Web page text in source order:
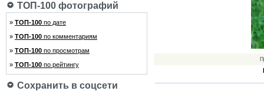
ТОП-100 фотографий
» ТОП-100 по дате
» ТОП-100 по комментариям
» ТОП-100 по просмотрам
» ТОП-100 по рейтингу
Сохранить в соцсети